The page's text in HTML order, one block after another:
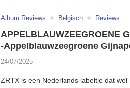
Album Reviews Belgisch Reviews
APPELBLAUWZEEGROENE
-Appelblauwzeegroene
24/07/2025
ZRTX is een Nederlands labeltje dat wel